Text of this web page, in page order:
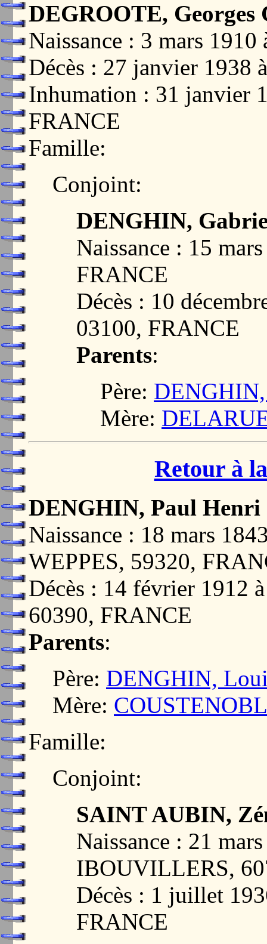
DEGROOTE, Georges
Naissance : 3 mars
Décès : 27 janvier
Inhumation : 31 janvier
FRANCE
Famille:
Conjoint:
DENGHIN,
Naissance : 15
FRANCE
Décès : 10
03100, FRANCE
Parents:
Père:
Mère:
Retour à
DENGHIN, Paul Henri
Naissance : 18 mars
WEPPES, 59320,
Décès : 14 février
60390, FRANCE
Parents:
Père: DENGHIN,
Mère:
Famille:
Conjoint:
SAINT AUBIN,
Naissance : 21
IBOUVILLERS,
Décès : 1 juillet
FRANCE